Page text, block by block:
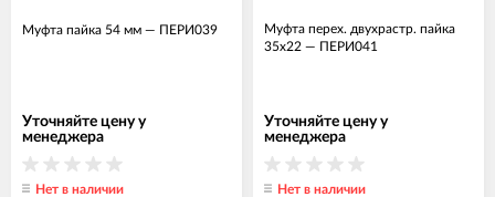
Муфта пайка 54 мм — ПЕРИ039
Уточняйте цену у
менеджера
Нет в наличии
Муфта перех. двухрастр. пайка
35х22 — ПЕРИ041
Уточняйте цену у
менеджера
Нет в наличии